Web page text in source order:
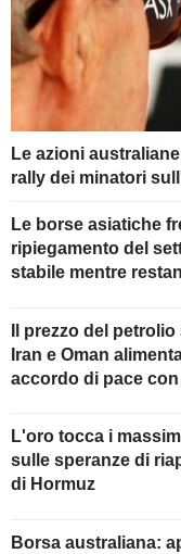
Le azioni
rally dei minatori
Le borse asiatiche
ripiegamento del
stabile mentre
Il prezzo del
Iran e Oman
accordo di pace
L'oro tocca i
sulle speranze di
di Hormuz
Borsa australiana: